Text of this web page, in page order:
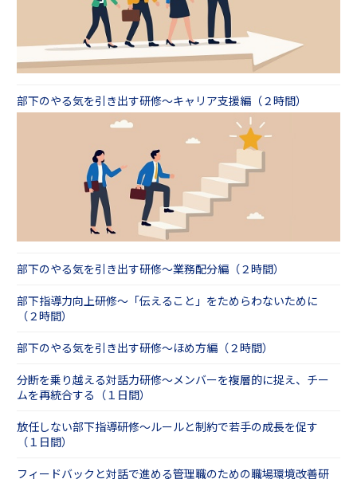
部下のやる気を引き出す研修～キャリア支援編（２時間）
部下のやる気を引き出す研修～業務配分編（２時間）
部下指導力向上研修～「伝えること」をためらわないために
（２時間）
部下のやる気を引き出す研修～ほめ方編（２時間）
分断を乗り越える対話力研修～メンバーを複層的に捉え、チー
ムを再統合する（１日間）
放任しない部下指導研修～ルールと制約で若手の成長を促す
（１日間）
フィードバックと対話で進める管理職のための職場環境改善研